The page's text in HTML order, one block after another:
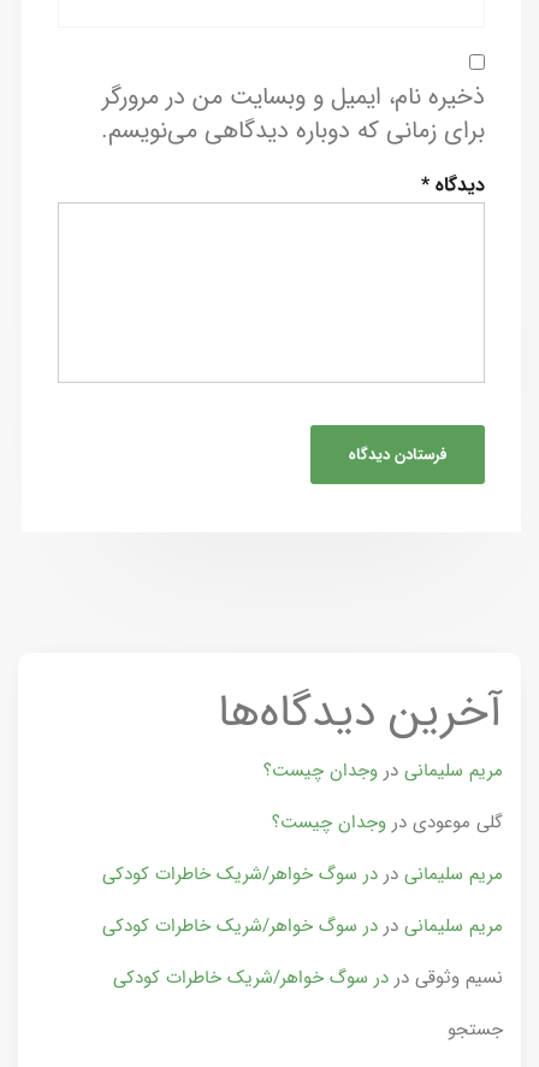
ذخیره نام، ایمیل و وبسایت من در مرورگر
برای زمانی که دوباره دیدگاهی می‌نویسم.
دیدگاه*
آخرین دیدگاه‌ها
مریم سلیمانی در وجدان چیست؟
گلی موعودی در وجدان چیست؟
مریم سلیمانی در در سوگ خواهر/شریک خاطرات کودکی
مریم سلیمانی در در سوگ خواهر/شریک خاطرات کودکی
نسیم وثوقی در در سوگ خواهر/شریک خاطرات کودکی
جستجو